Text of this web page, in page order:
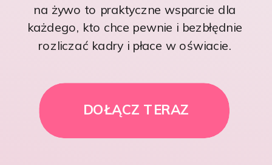
na żywo to praktyczne wsparcie dla
każdego, kto chce pewnie i bezbłędnie
rozliczać kadry i płace w oświacie.
DOŁĄCZ TERAZ